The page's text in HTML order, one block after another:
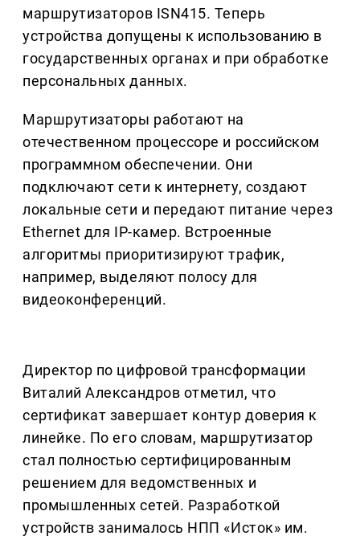
маршрутизаторов ISN415. Теперь
устройства допущены к использованию в
государственных органах и при обработке
персональных данных.
Маршрутизаторы работают на
отечественном процессоре и российском
программном обеспечении. Они
подключают сети к интернету, создают
локальные сети и передают питание через
Ethernet для IP-камер. Встроенные
алгоритмы приоритизируют трафик,
например, выделяют полосу для
видеоконференций.
Директор по цифровой трансформации
Виталий Александров отметил, что
сертификат завершает контур доверия к
линейке. По его словам, маршрутизатор
стал полностью сертифицированным
решением для ведомственных и
промышленных сетей. Разработкой
устройств занималось НПП «Исток» им.